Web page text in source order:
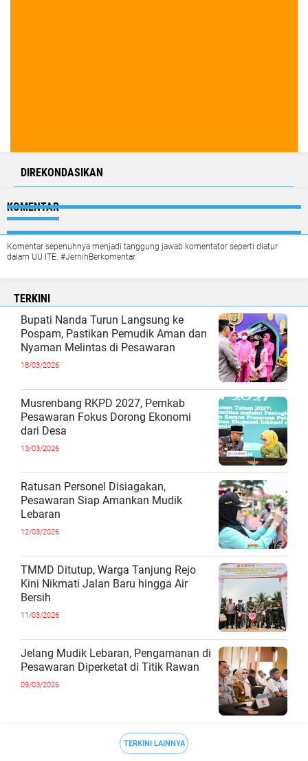
DIREKONDASIKAN
KOMENTAR
Komentar sepenuhnya menjadi tanggung jawab komentator seperti diatur
dalam UU ITE. #JernihBerkomentar
TERKINI
Bupati Nanda Turun Langsung ke
Pospam, Pastikan Pemudik Aman dan
Nyaman Melintas di Pesawaran
18/03/2026
Musrenbang RKPD 2027, Pemkab
Pesawaran Fokus Dorong Ekonomi
dari Desa
13/03/2026
Ratusan Personel Disiagakan,
Pesawaran Siap Amankan Mudik
Lebaran
12/03/2026
TMMD Ditutup, Warga Tanjung Rejo
Kini Nikmati Jalan Baru hingga Air
Bersih
11/03/2026
Jelang Mudik Lebaran, Pengamanan di
Pesawaran Diperketat di Titik Rawan
09/03/2026
TERKINI LAINNYA